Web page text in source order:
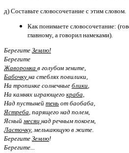
д) Составьте словосочетание с этим словом.
Как понимаете словосочетание:
главному, а говорил намеками).
Берегите Землю!
Берегите
Жаворонка в голубом зените,
Бабочку на стеблях повилики,
На тропинке солнечные блики,
На камнях играющего краба,
Над пустыней тень от баобаба,
Ястреба, парящего над полем,
Ясныймесяц над речным покоем,
Ласточку, мелькающую в жите.
Берегите Землю!
Берегите...